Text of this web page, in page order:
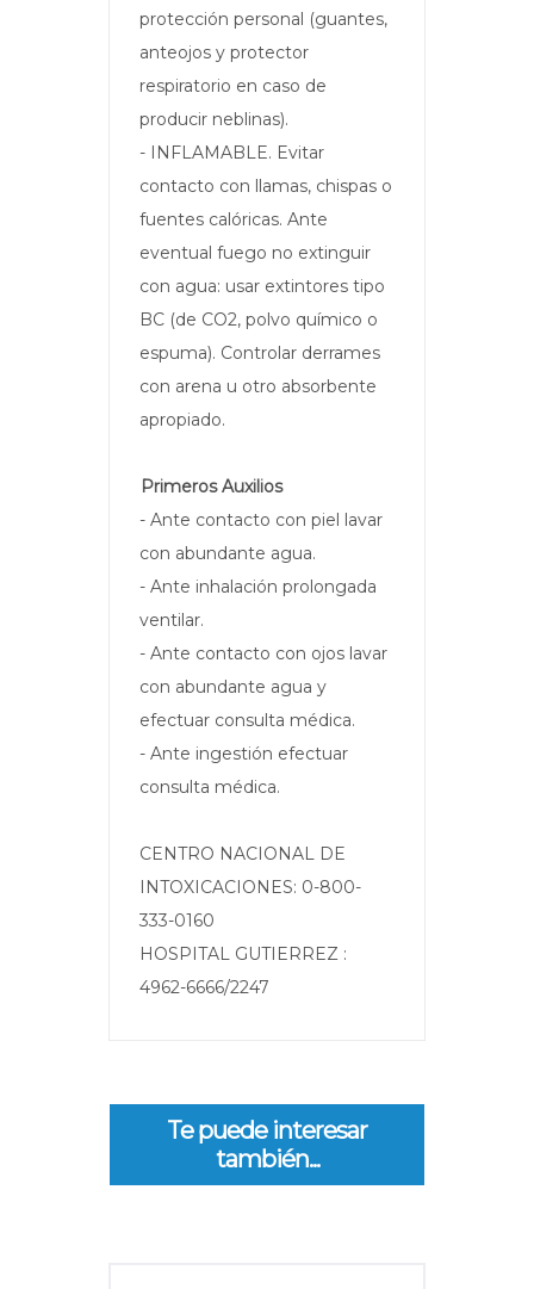
protección personal (guantes,
anteojos y protector
respiratorio en caso de
producir neblinas).
- INFLAMABLE. Evitar
contacto con llamas, chispas o
fuentes calóricas. Ante
eventual fuego no extinguir
con agua: usar extintores tipo
BC (de CO2, polvo químico o
espuma). Controlar derrames
con arena u otro absorbente
apropiado.
Primeros Auxilios
- Ante contacto con piel lavar
con abundante agua.
- Ante inhalación prolongada
ventilar.
- Ante contacto con ojos lavar
con abundante agua y
efectuar consulta médica.
- Ante ingestión efectuar
consulta médica.
CENTRO NACIONAL DE
INTOXICACIONES: 0-800-
333-0160
HOSPITAL GUTIERREZ :
4962-6666/2247
Te puede interesar
también...